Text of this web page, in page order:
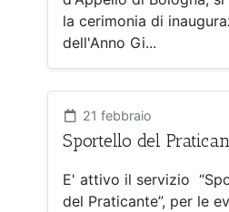
la cerimonia di
dell'Anno Gi...
21 febbraio
Sportello del
E' attivo il servizio
del Praticante”, per le